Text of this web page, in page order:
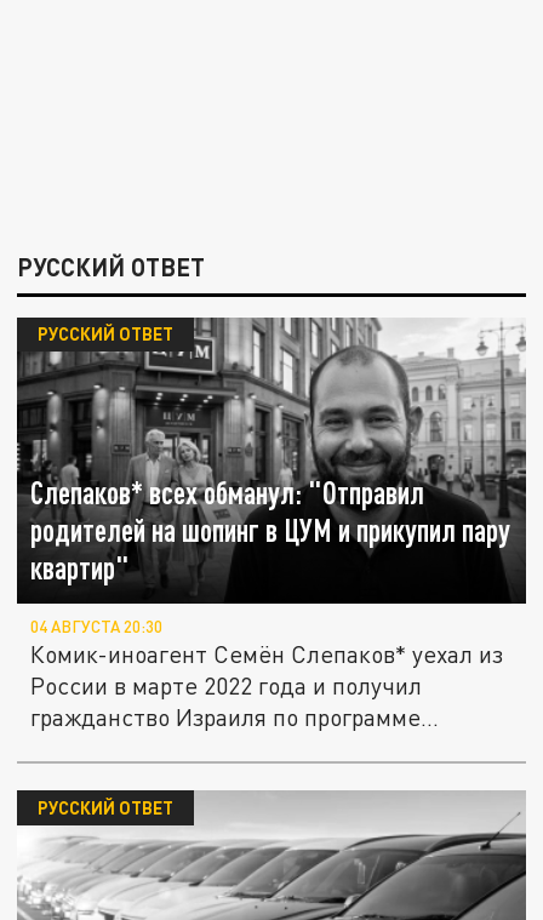
РУССКИЙ ОТВЕТ
Слепаков* всех обманул: "Отправил
родителей на шопинг в ЦУМ и прикупил пару
квартир"
РУССКИЙ ОТВЕТ
04 АВГУСТА 20:30
Комик-иноагент Семён Слепаков* уехал из
России в марте 2022 года и получил
гражданство Израиля по программе...
РУССКИЙ ОТВЕТ